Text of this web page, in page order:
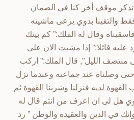
موقف أخر كنا في الصمان
والتقينا بدوي يرعى ماشيته
وقال له الملك:” كم بينك
قائلا:” إذا مشيت الان على
الليل”, قال الملك:” اركب
وصلناه عند جماعته وعندما نزل
لديه فنزلنا وشربنا القهوة ثم
هل لى ان اعرف من انتم قال له
في الدين والعقيدة والوطن ” رد